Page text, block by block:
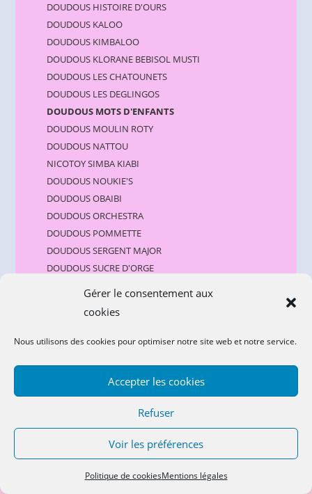
Gérer le consentement aux
cookies
Nous utilisons des cookies pour optimiser notre site web et notre service.
Accepter les cookies
Refuser
Voir les préférences
Politique de cookiesMentions légales
DOUDOUS HISTOIRE D'OURS
DOUDOUS KALOO
DOUDOUS KIMBALOO
DOUDOUS KLORANE BEBISOL MUSTI
DOUDOUS LES CHATOUNETS
DOUDOUS LES DEGLINGOS
DOUDOUS MOTS D'ENFANTS
DOUDOUS MOULIN ROTY
DOUDOUS NATTOU
NICOTOY SIMBA KIABI
DOUDOUS NOUKIE'S
DOUDOUS OBAIBI
DOUDOUS ORCHESTRA
DOUDOUS POMMETTE
DOUDOUS SERGENT MAJOR
DOUDOUS SUCRE D'ORGE
JOUETS BEBE 1ER AGE
VETEMENTS BEBE
CGV